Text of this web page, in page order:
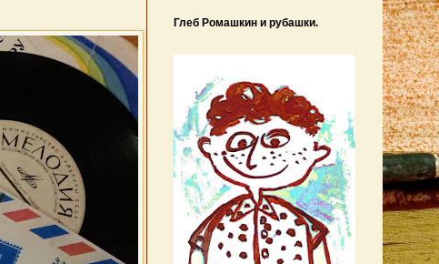
Глеб Ромашкин и рубашки.